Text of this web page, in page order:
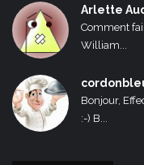
Arlette
Comment
William...
Bonjour,
:-) B...